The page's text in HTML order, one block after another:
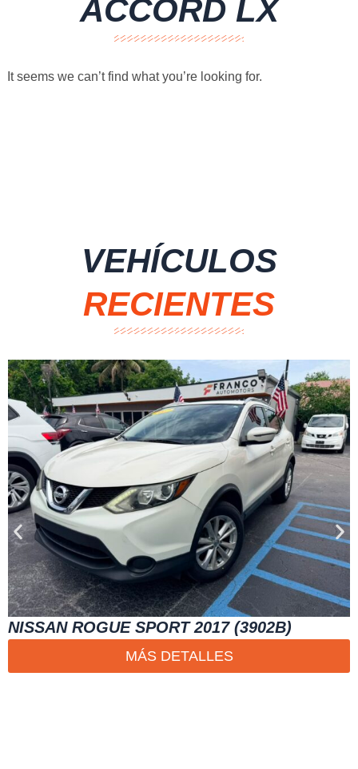
ACCORD LX
It seems we can’t find what you’re looking for.
VEHÍCULOS
RECIENTES
NISSAN ROGUE SPORT 2017 (3902B)
MÁS DETALLES